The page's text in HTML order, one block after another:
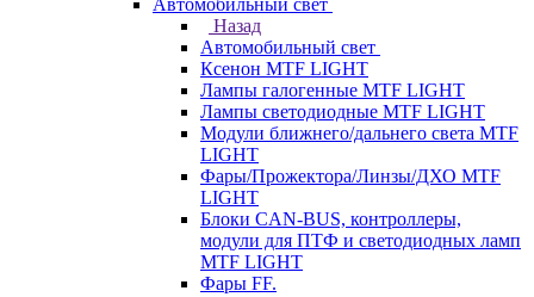
Автомобильный свет
Назад
Автомобильный свет
Ксенон MTF LIGHT
Лампы галогенные MTF LIGHT
Лампы светодиодные MTF LIGHT
Модули ближнего/дальнего света MTF
LIGHT
Фары/Прожектора/Линзы/ДХО MTF
LIGHT
Блоки CAN-BUS, контроллеры,
модули для ПТФ и светодиодных ламп
MTF LIGHT
Фары FF.